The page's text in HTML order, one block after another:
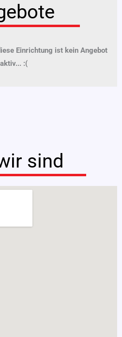
Einrichtung ist kein Angebot
aktiv... :(
sind